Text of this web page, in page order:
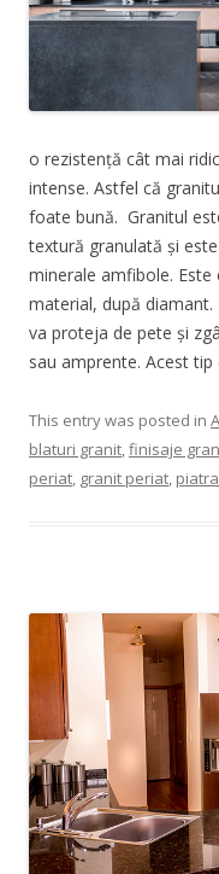
o rezistență cât mai
intense. Astfel că
foate bună. Granitul
textură granulată și
minerale amfibole.
material, după
va proteja de pete și
sau amprente. Acest tip
This entry was posted in
blaturi granit,finisaje
periat, granit periat,